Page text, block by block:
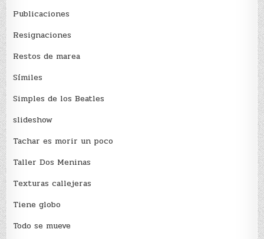
Publicaciones
Resignaciones
Restos de marea
Sí­miles
Simples de los Beatles
slideshow
Tachar es morir un poco
Taller Dos Meninas
Texturas callejeras
Tiene globo
Todo se mueve